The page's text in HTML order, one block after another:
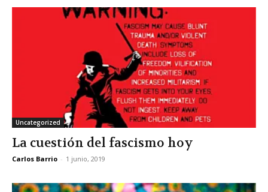
Uncategorized
La cuestión del fascismo hoy
Carlos Barrio - 1 junio, 2019